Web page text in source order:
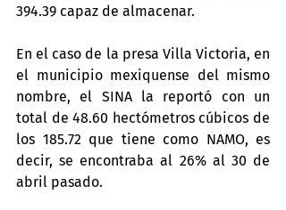
394.39 capaz de almacenar.
En el caso de la presa Villa Victoria, en
el municipio mexiquense del mismo
nombre, el SINA la reportó con un
total de 48.60 hectómetros cúbicos de
los 185.72 que tiene como NAMO, es
decir, se encontraba al 26% al 30 de
abril pasado.